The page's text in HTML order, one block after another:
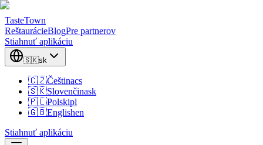
TasteTown
ReštaurácieBlogPre partnerov
Stiahnuť aplikáciu
🇸🇰sk
🇨🇿Češtinacs
🇸🇰Slovenčinask
🇵🇱Polskipl
🇬🇧Englishen
Stiahnuť aplikáciu